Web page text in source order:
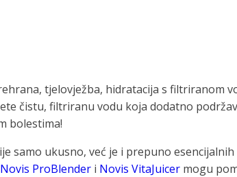
tjelovježba, hidratacija s filtriranom
čistu, filtriranu vodu koja dodatno
bolestima!
samo ukusno, već je i prepuno
Novis ProBlender i Novis VitaJuicer mogu